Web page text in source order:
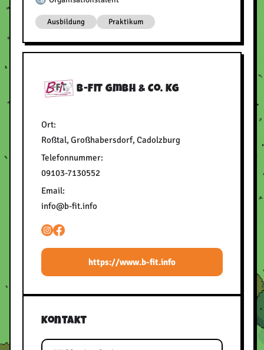
Ausbildung Praktikum
B-FiT GmbH & Co. KG
Ort:
Roßtal, Großhabersdorf, Cadolzburg
Telefonnummer:
09103-7130552
Email:
info@b-fit.info
https://www.b-fit.info
Kontakt
Thema
E-Mail
Telefon
Nachricht